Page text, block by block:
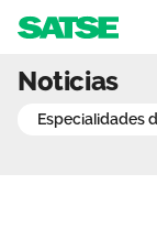
Sedes
SATSE
Noticias
especialidades